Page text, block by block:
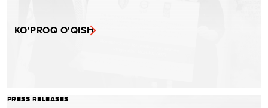
KO'PROQ O'QISH
PRESS RELEASES